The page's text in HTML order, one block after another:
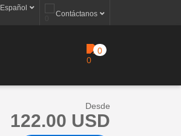
Español
Contáctanos
0
Desde
122.00 USD